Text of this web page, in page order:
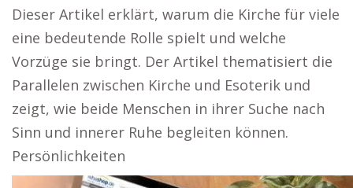
Dieser Artikel erklärt, warum die Kirche für viele
eine bedeutende Rolle spielt und welche
Vorzüge sie bringt. Der Artikel thematisiert die
Parallelen zwischen Kirche und Esoterik und
zeigt, wie beide Menschen in ihrer Suche nach
Sinn und innerer Ruhe begleiten können.
Persönlichkeiten